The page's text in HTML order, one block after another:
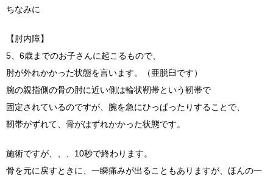
ちなみに
【肘内障】
5、6歳までのお子さんに起こるもので、
肘が外れかかった状態を言います。（亜脱臼です）
腕の親指側の骨の肘に近い側は輪状靭帯という靭帯で
固定されているのですが、腕を急にひっぱったりすることで、
靭帯がずれて、骨がはずれかかった状態です。
施術ですが、、、10秒で終わります。
骨を元に戻すときに、一瞬痛みが出ることもありますが、ほんの一